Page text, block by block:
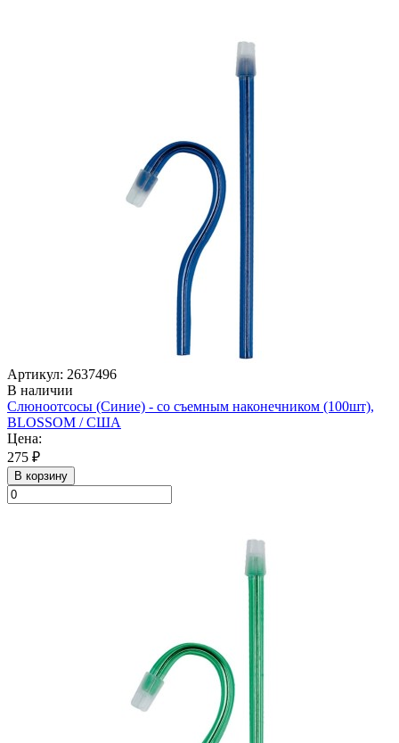
Артикул: 2637496
В наличии
Слюноотсосы (Синие) - со съемным наконечником (100шт),
BLOSSOM / США
Цена:
275 ₽
В корзину